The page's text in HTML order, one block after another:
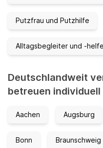
Putzfrau und Putzhilfe
Alltagsbegleiter und -
Deutschlandweit
betreuen individuell
Aachen Augsburg
Bonn Braunschweig